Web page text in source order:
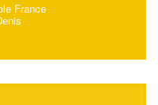
France